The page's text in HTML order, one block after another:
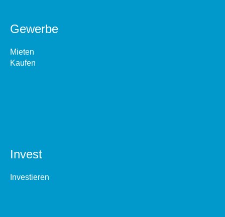
Gewerbe
Mieten
Kaufen
Invest
Investieren